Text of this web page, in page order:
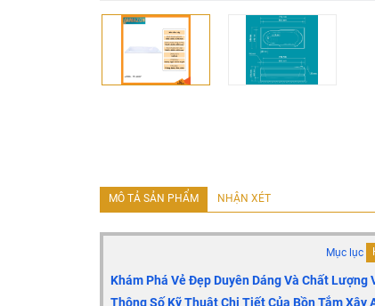
MÔ TẢ SẢN PHẨM NHẬN XÉT
Mục lục
Khám Phá Vẻ Đẹp Duyên Dáng Và Chất
Thông Số Kỹ Thuật Chi Tiết Của Bồn Tắm Xây